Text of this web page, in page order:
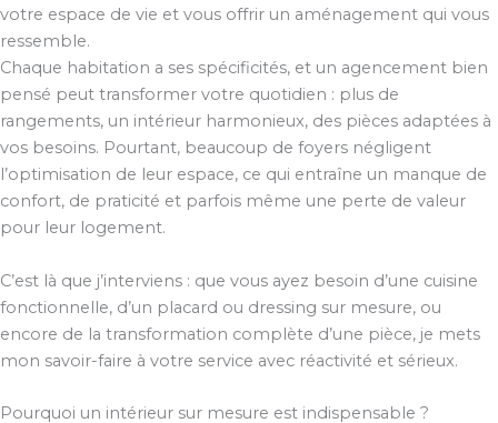
votre espace de vie et vous offrir un aménagement qui vous
ressemble.
Chaque habitation a ses spécificités, et un agencement bien
pensé peut transformer votre quotidien : plus de
rangements, un intérieur harmonieux, des pièces adaptées à
vos besoins. Pourtant, beaucoup de foyers négligent
l’optimisation de leur espace, ce qui entraîne un manque de
confort, de praticité et parfois même une perte de valeur
pour leur logement.
C’est là que j’interviens : que vous ayez besoin d’une cuisine
fonctionnelle, d’un placard ou dressing sur mesure, ou
encore de la transformation complète d’une pièce, je mets
mon savoir-faire à votre service avec réactivité et sérieux.
Pourquoi un intérieur sur mesure est indispensable ?